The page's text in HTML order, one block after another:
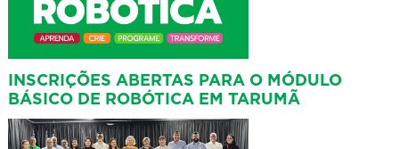
INSCRIÇÕES ABERTAS PARA O MÓDULO
BÁSICO DE ROBÓTICA EM TARUMÃ